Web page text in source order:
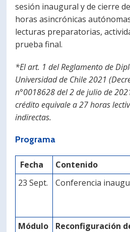
sesión inaugural y de cierre
horas asincrónicas
lecturas preparatorias,
prueba final.
*El art. 1 del Reglamento de
Universidad de Chile 2021
n°0018628 del 2 de julio de
crédito equivale a 27 horas
indirectas.
Programa
Fecha Contenido
23 Sept.
Conferencia
Módulo
Reconfiguración